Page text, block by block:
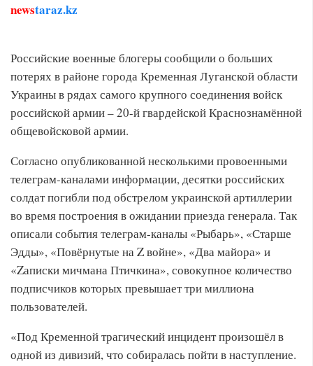
newstaraz.kz
Российские военные блогеры сообщили о больших
потерях в районе города Кременная Луганской области
Украины в рядах самого крупного соединения войск
российской армии – 20-й гвардейской Краснознамённой
общевойсковой армии.
Согласно опубликованной несколькими провоенными
телеграм-каналами информации, десятки российских
солдат погибли под обстрелом украинской артиллерии
во время построения в ожидании приезда генерала. Так
описали события телеграм-каналы «Рыбарь», «Старше
Эдды», «Повёрнутые на Z войне», «Два майора» и
«Zаписки мичмана Птичкина», совокупное количество
подписчиков которых превышает три миллиона
пользователей.
«Под Кременной трагический инцидент произошёл в
одной из дивизий, что собиралась пойти в наступление.